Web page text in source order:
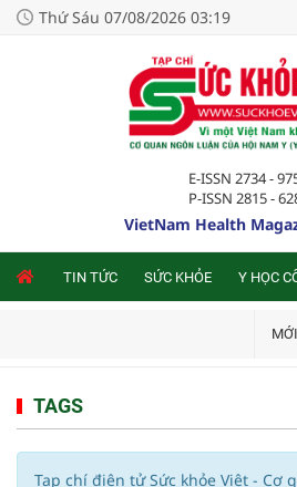
Thứ Sáu 07/08/2026 03:19
E-ISSN 2734 -
P-ISSN 2815 -
VietNam Health
TIN TỨC SỨC KHỎE Y HỌC
TAGS
Tạp chí điện tử Sức khỏe Việt - Cơ